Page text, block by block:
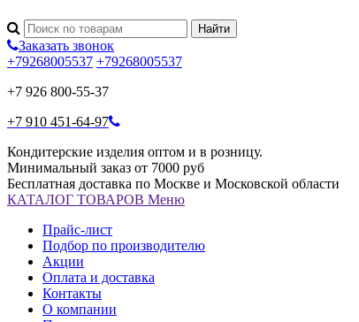
Заказать звонок
+79268005537 +79268005537
+7 926 800-55-37
+7 910 451-64-97
Кондитерские изделия оптом и в розницу.
Минимальный заказ от 7000 руб
Бесплатная доставка по Москве и Московской области
КАТАЛОГ ТОВАРОВ Меню
Прайс-лист
Подбор по производителю
Акции
Оплата и доставка
Контакты
О компании